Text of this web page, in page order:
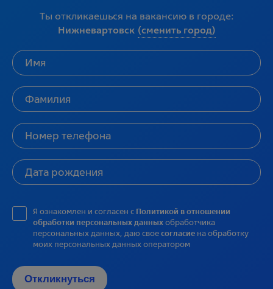
Ты откликаешься на вакансию в городе:
Нижневартовск (сменить город)
Я ознакомлен и согласен с Политикой в отношении
обработки персональных данныхобработчика
персональных данных, даю своесогласие на обработку
моих персональных данных оператором
Откликнуться